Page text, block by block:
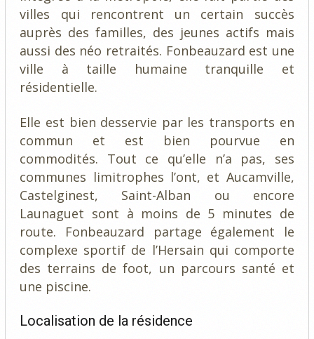
villes qui rencontrent un certain succès
auprès des familles, des jeunes actifs mais
aussi des néo retraités. Fonbeauzard est une
ville à taille humaine tranquille et
résidentielle.
Elle est bien desservie par les transports en
commun et est bien pourvue en
commodités. Tout ce qu’elle n’a pas, ses
communes limitrophes l’ont, et Aucamville,
Castelginest, Saint-Alban ou encore
Launaguet sont à moins de 5 minutes de
route. Fonbeauzard partage également le
complexe sportif de l’Hersain qui comporte
des terrains de foot, un parcours santé et
une piscine.
Localisation de la résidence